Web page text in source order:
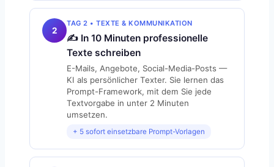
2
TAG 2 • TEXTE & KOMMUNIKATION
✍️ In 10 Minuten professionelle
Texte schreiben
E-Mails, Angebote, Social-Media-Posts —
KI als persönlicher Texter. Sie lernen das
Prompt-Framework, mit dem Sie jede
Textvorgabe in unter 2 Minuten
umsetzen.
+ 5 sofort einsetzbare Prompt-Vorlagen